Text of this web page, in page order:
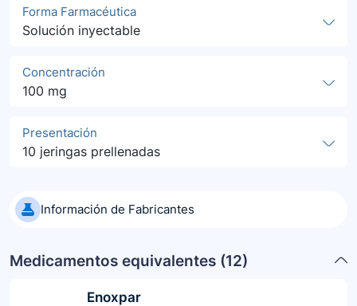
Forma Farmacéutica
Solución inyectable
Concentración
100 mg
Presentación
10 jeringas prellenadas
Información de Fabricantes
Medicamentos equivalentes (12)
Enoxpar